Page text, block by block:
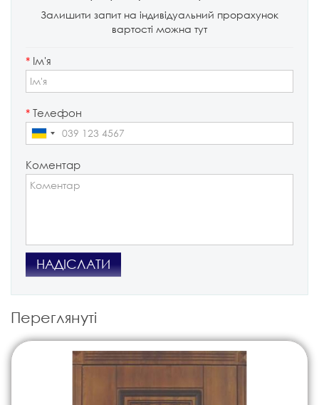
Залишити запит на індивідуальний прорахунок
вартості можна тут
* Ім'я
* Телефон
Коментар
НАДІСЛАТИ
Переглянуті